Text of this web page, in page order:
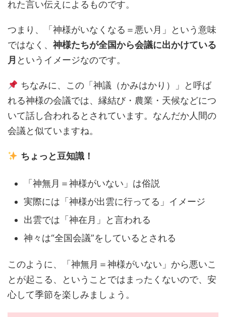
れた言い伝えによるものです。
つまり、「神様がいなくなる＝悪い月」という意味
ではなく、 神様たちが全国から会議に出かけている
月 というイメージなのです。
ちなみに、この「神議（かみはかり）」と呼ば
れる神様の会議では、縁結び・農業・天候などにつ
いて話し合われるとされています。なんだか人間の
会議と似ていますね。
ちょっと豆知識！
「神無月＝神様がいない」は俗説
実際には「神様が出雲に行ってる」イメージ
出雲では「神在月」と言われる
神々は“全国会議”をしているとされる
このように、「神無月＝神様がいない」から悪いこ
とが起こる、ということではまったくないので、安
心して季節を楽しみましょう。